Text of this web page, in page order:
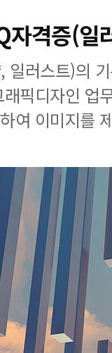
자격증(일
일러스트)의
픽디자인 업
여 이미지를